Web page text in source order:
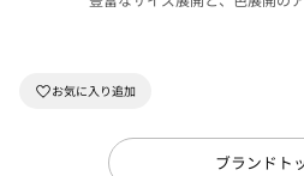
ブランドト